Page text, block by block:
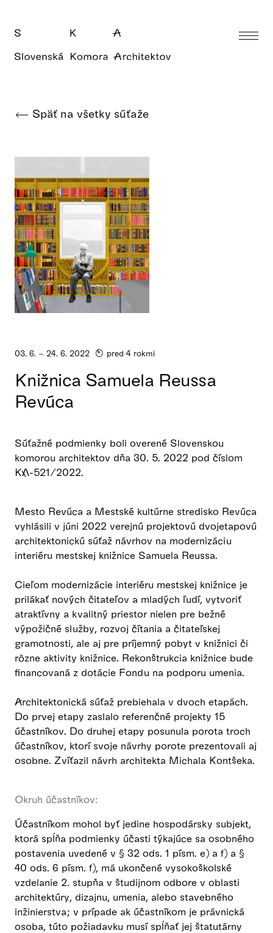
Späť na všetky súťaže
03. 6. – 24. 6. 2022 pred 4 rokmi
Knižnica Samuela Reussa
Revúca
Súťažné podmienky boli overené Slovenskou
komorou architektov dňa 30. 5. 2022 pod číslom
KA-521/2022.
Mesto Revúca a Mestské kultúrne stredisko Revúca
vyhlásili v júni 2022 verejnú projektovú dvojetapovú
architektonickú súťaž návrhov na modernizáciu
interiéru mestskej knižnice Samuela Reussa.
Cieľom modernizácie interiéru mestskej knižnice je
prilákať nových čitateľov a mladých ľudí, vytvoriť
atraktívny a kvalitný priestor nielen pre bežné
výpožičné služby, rozvoj čítania a čitateľskej
gramotnosti, ale aj pre príjemný pobyt v knižnici či
rôzne aktivity knižnice. Rekonštrukcia knižnice bude
financovaná z dotácie Fondu na podporu umenia.
Architektonická súťaž prebiehala v dvoch etapách.
Do prvej etapy zaslalo referenčné projekty 15
účastníkov. Do druhej etapy posunula porota troch
účastníkov, ktorí svoje návrhy porote prezentovali aj
osobne. Zvíťazil návrh architekta Michala Kontšeka.
Okruh účastníkov:
Účastníkom mohol byť jedine hospodársky subjekt,
ktorá spĺňa podmienky účasti týkajúce sa osobného
postavenia uvedené v § 32 ods. 1 písm. e) a f) a §
40 ods. 6 písm. f), má ukončené vysokoškolské
vzdelanie 2. stupňa v študijnom odbore v oblasti
architektúry, dizajnu, umenia, alebo stavebného
inžinierstva; v prípade ak účastníkom je právnická
osoba, túto požiadavku musí spĺňať jej štatutárny